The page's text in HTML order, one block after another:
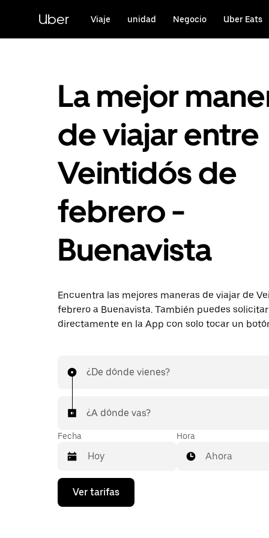
contenido
principal
Uber Viaje unidad Negocio Uber Eats
La mejor
de viajar entre
Veintidós de
febrero -
Buenavista
Encuentra las mejores maneras de viajar de
febrero a Buenavista. También puedes
directamente en la App con solo tocar un
¿De dónde vienes?
¿A dónde vas?
Fecha
Presiona
flecha
Hora
Ahora
Ver tarifas